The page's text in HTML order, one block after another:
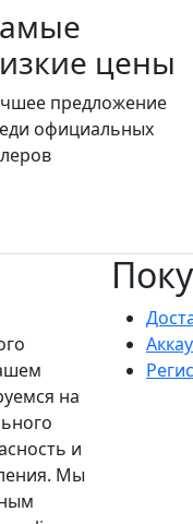
цены
предложение
официальных
на
и
Мы